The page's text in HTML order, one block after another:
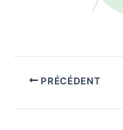
PRÉCÉDENT